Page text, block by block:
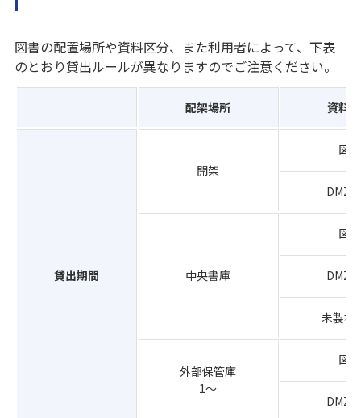
図書の配置場所や資料区分、また利用者によって、下表
のとおり貸出ルールが異なりますのでご注意ください。
配架場所 資料
貸出期間
開架
図書
DMZ
中央書庫
図書
DMZ
未製本
外部保管庫
1～
図書
DMZ